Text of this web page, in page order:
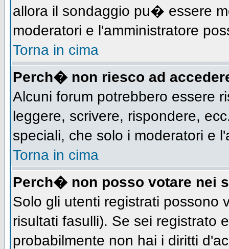
allora il sondaggio pu� essere
moderatori e l'amministratore
Torna in cima
Perch� non riesco ad
Alcuni forum potrebbero essere
leggere, scrivere, rispondere,
speciali, che solo i moderatori e
Torna in cima
Perch� non posso votare nei
Solo gli utenti registrati possono
risultati fasulli). Se sei registrato
probabilmente non hai i diritti